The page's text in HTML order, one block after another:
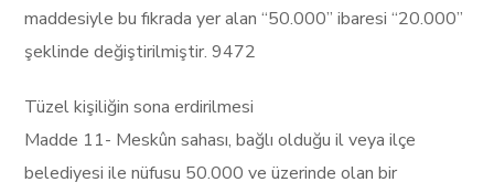
maddesiyle bu fıkrada yer alan “50.000” ibaresi “20.000”
şeklinde değiştirilmiştir. 9472
Tüzel kişiliğin sona erdirilmesi
Madde 11- Meskûn sahası, bağlı olduğu il veya ilçe
belediyesi ile nüfusu 50.000 ve üzerinde olan bir